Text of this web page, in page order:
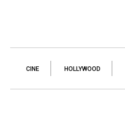
CINE HOLLYWOOD